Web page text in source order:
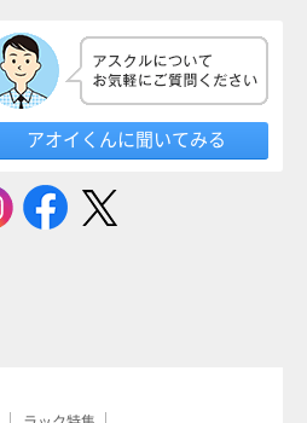
アオイくんに聞いてみる